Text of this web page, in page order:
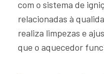
com o sistema de
relacionadas à
realiza limpezas e
que o aquecedor